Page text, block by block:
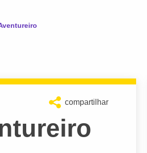
compartilhar